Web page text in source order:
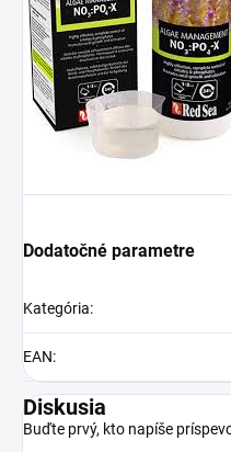
Dodatočné parametre
Kategória:
EAN:
Diskusia
Buďte prvý, kto napíše